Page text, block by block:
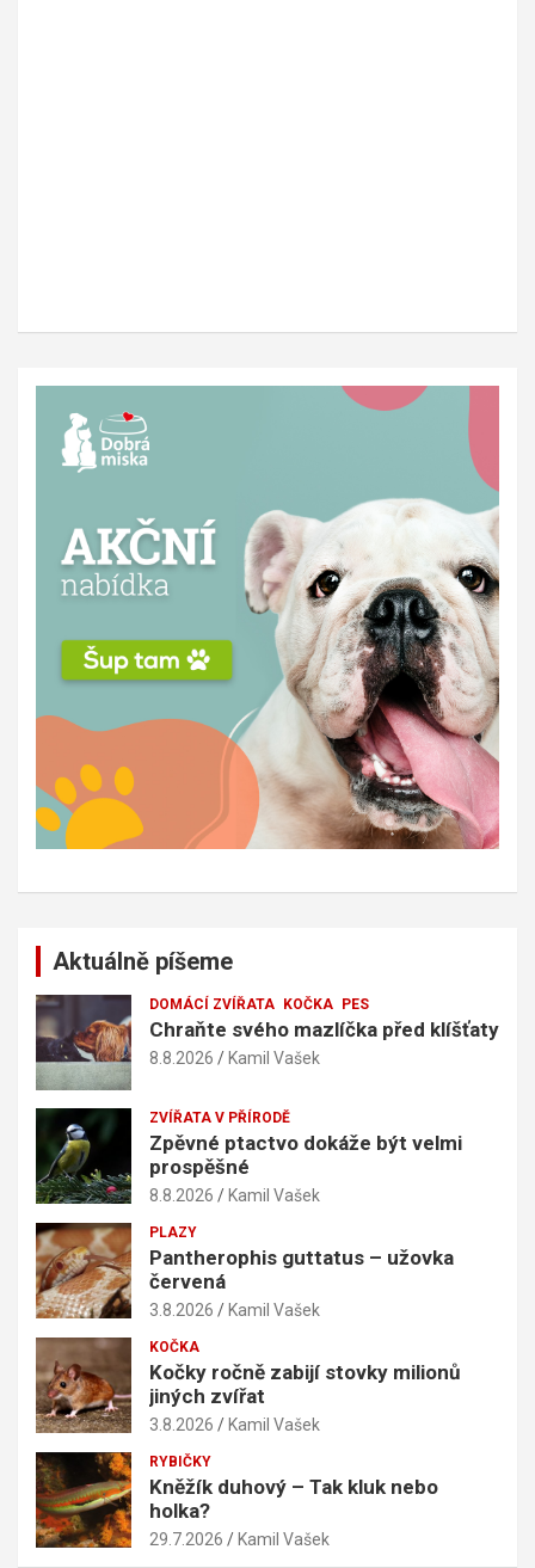
Aktuálně píšeme
DOMÁCÍ ZVÍŘATA KOČKA PES
Chraňte svého mazlíčka před klíšťaty
8.8.2026 Kamil Vašek
ZVÍŘATA V PŘÍRODĚ
Zpěvné ptactvo dokáže být velmi
prospěšné
8.8.2026 Kamil Vašek
PLAZY
Pantherophis guttatus – užovka
červená
3.8.2026 Kamil Vašek
KOČKA
Kočky ročně zabijí stovky milionů
jiných zvířat
3.8.2026 Kamil Vašek
RYBIČKY
Kněžík duhový – Tak kluk nebo
holka?
29.7.2026 Kamil Vašek